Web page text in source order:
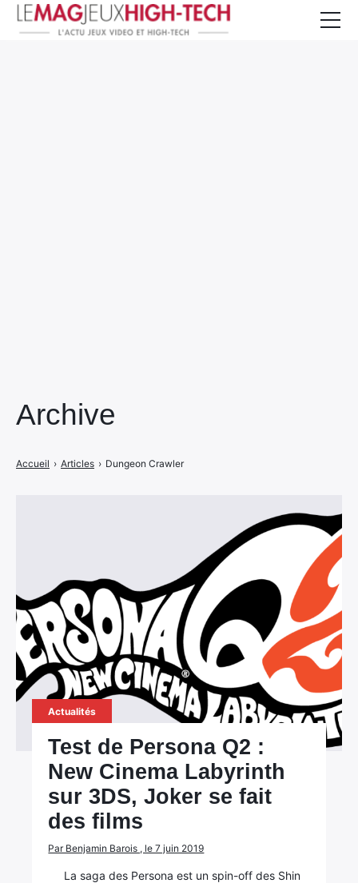
Archive
Accueil › Articles › Dungeon Crawler
Actualités
Test de Persona Q2 :
New Cinema Labyrinth
sur 3DS, Joker se fait
des films
Par Benjamin Barois , le 7 juin 2019
La saga des Persona est un spin-off des Shin